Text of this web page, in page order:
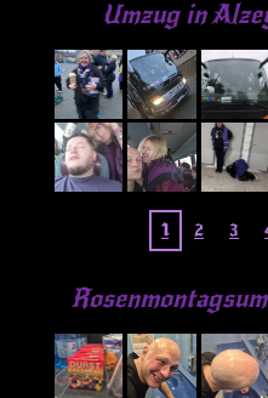
Umzug in
1 2 3